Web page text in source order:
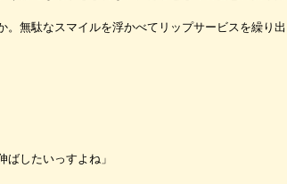
無駄なスマイルを浮かべてリップサービスを繰り出
ばしたいっすよね」